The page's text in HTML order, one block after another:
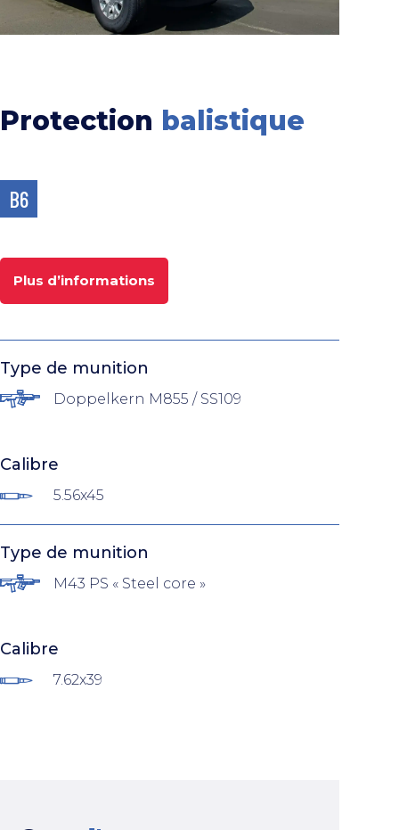
Protection balistique
B6
Plus d’informations
Type de munition
Doppelkern M855 / SS109
Calibre
5.56x45
Type de munition
M43 PS « Steel core »
Calibre
7.62x39